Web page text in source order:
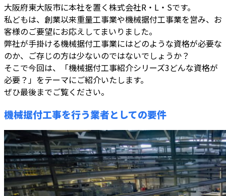
大阪府東大阪市に本社を置く株式会社R・L・Sです。
私どもは、創業以来重量工事業や機械据付工事業を営み、お
客様のご要望にお応えしてまいりました。
弊社が手掛ける機械据付工事業にはどのような資格が必要な
のか、ご存じの方は少ないのではないでしょうか？
そこで今回は、「機械据付工事紹介シリーズ3どんな資格が
必要？」をテーマにご紹介いたします。
ぜひ最後までご覧ください。
機械据付工事を行う業者としての要件